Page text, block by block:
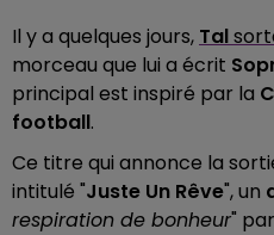
Il y a quelques jours, Tal
morceau que lui a écrit
principal est inspiré par la
football.
Ce titre qui annonce la
intitulé "Juste Un Rêve", un
respiration de bonheur"